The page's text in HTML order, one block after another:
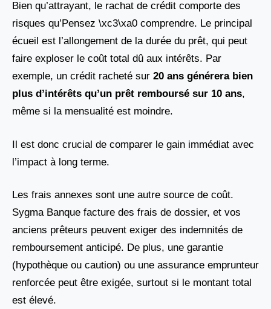
Bien qu’attrayant, le rachat de crédit comporte des
risques qu’Pensez \xc3\xa0 comprendre. Le principal
écueil est l’allongement de la durée du prêt, qui peut
faire exploser le coût total dû aux intérêts. Par
exemple, un crédit racheté sur 20 ans générera bien
plus d’intérêts qu’un prêt remboursé sur 10 ans,
même si la mensualité est moindre.
Il est donc crucial de comparer le gain immédiat avec
l’impact à long terme.
Les frais annexes sont une autre source de coût.
Sygma Banque facture des frais de dossier, et vos
anciens prêteurs peuvent exiger des indemnités de
remboursement anticipé. De plus, une garantie
(hypothèque ou caution) ou une assurance emprunteur
renforcée peut être exigée, surtout si le montant total
est élevé.